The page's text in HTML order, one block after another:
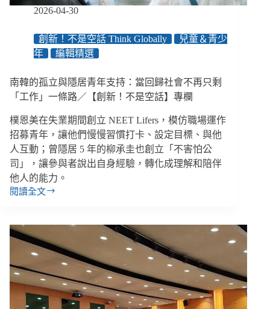
穩
會
成
2026-04-30
創新！不是空話 Think Globally
兒童＆青少
年
編輯精選
南韓的孤立與隱居青年支持：當回歸社會不再只剩
「工作」一條路／【創新！不是空話】專欄
樸恩美在失業期間創立 NEET Lifers，模仿職場運作
招募青年，讓他們慢慢習慣打卡、設定目標、與他
人互動；曾隱居 5 年的柳承圭也創立「不害怕公
司」，讓參與者說出自身經驗，轉化成理解和陪伴
他人的能力。
閱讀全文
南
孤
隱
居